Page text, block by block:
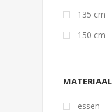
135 cm
150 cm
essen